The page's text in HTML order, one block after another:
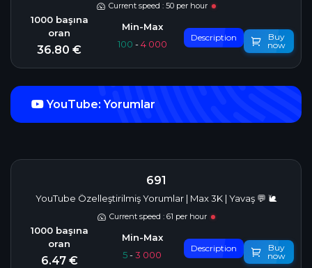
Current speed : 50 per hour
36.80 € 100 -4 000
Description
Buy
now
YouTube: Yorumlar
691
YouTube Özelleştirilmiş Yorumlar | Max 3K | Yavaş 💬 🐌
Current speed : 61 per hour
6.47 € 5-3 000
Description
Buy
now